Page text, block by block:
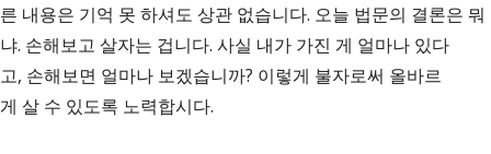
른 내용은 기억 못 하셔도 상관 없습니다. 오늘 법문의 결론은 뭐
냐. 손해보고 살자는 겁니다. 사실 내가 가진 게 얼마나 있다
고, 손해보면 얼마나 보겠습니까? 이렇게 불자로써 올바르
게 살 수 있도록 노력합시다.